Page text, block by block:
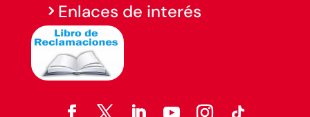
Enlaces de interés